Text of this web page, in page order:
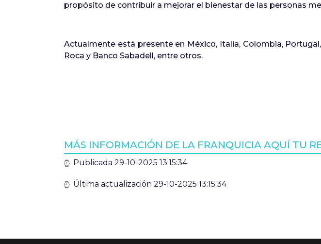
propósito de contribuir a mejorar el bienestar de las personas
Actualmente está presente en México, Italia, Colombia,
Roca y Banco Sabadell, entre otros.
MÁS INFORMACIÓN DE LA FRANQUICIA AQUÍ TU
Publicada 29-10-2025 13:15:34
Última actualización 29-10-2025 13:15:34